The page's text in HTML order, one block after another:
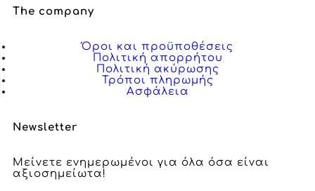
The company
Όροι και προϋποθέσεις
Πολιτική απορρήτου
Πολιτική ακύρωσης
Τρόποι πληρωμής
Ασφάλεια
Newsletter
Μείνετε ενημερωμένοι για όλα όσα είναι
αξιοσημείωτα!